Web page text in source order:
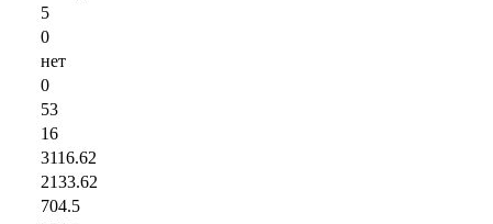
5
0
нет
0
53
16
3116.62
2133.62
704.5